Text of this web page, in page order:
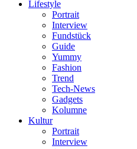
Lifestyle
Portrait
Interview
Fundstück
Guide
Yummy
Fashion
Trend
Tech-News
Gadgets
Kolumne
Kultur
Portrait
Interview